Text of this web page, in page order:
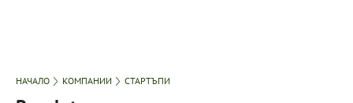
НАЧАЛО КОМПАНИИ СТАРТЪПИ